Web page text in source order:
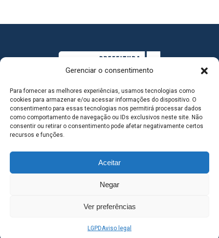
Gerenciar o consentimento
Para fornecer as melhores experiências, usamos tecnologias como
cookies para armazenar e/ou acessar informações do dispositivo. O
consentimento para essas tecnologias nos permitirá processar dados
como comportamento de navegação ou IDs exclusivos neste site. Não
consentir ou retirar o consentimento pode afetar negativamente certos
recursos e funções.
Aceitar
Negar
Ver preferências
LGPDAviso legal
MAPA DO SITE
SEDE DO ADMINISTRATIVO MUNICIPAL - Avenida